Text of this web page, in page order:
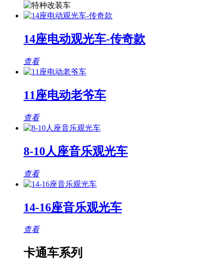
14座电动观光车-传奇款
查看
11座电动老爷车
查看
8-10人座音乐观光车
查看
14-16座音乐观光车
查看
卡通车系列